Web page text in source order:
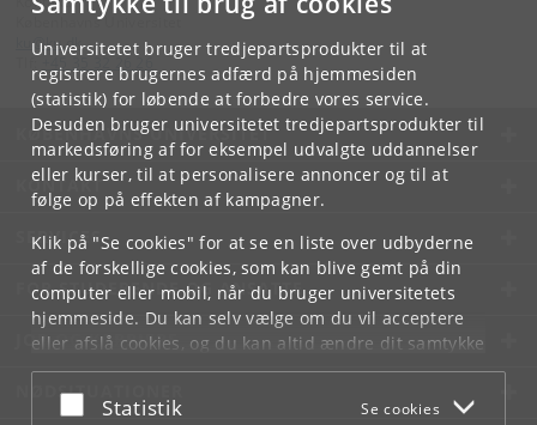
Universitetet bruger tredjepartsprodukter til at
registrere brugernes adfærd på hjemmesiden
(statistik) for løbende at forbedre vores service.
Desuden bruger universitetet tredjepartsprodukter til
markedsføring af for eksempel udvalgte uddannelser
eller kurser, til at personalisere annoncer og til at
følge op på effekten af kampagner.
Klik på "Se cookies" for at se en liste over udbyderne
af de forskellige cookies, som kan blive gemt på din
computer eller mobil, når du bruger universitetets
hjemmeside. Du kan selv vælge om du vil acceptere
eller afslå cookies, og du kan altid ændre dit samtykke
underCookie- og privatlivspolitiksom du finder i
bunden af hver side.
Acceptér eller afslå
Statistik Se cookies
Københavns Universitet
@ku.dk
KØBENHAVNS UNIVERSITET
KONTAKT
SERVICES
FOR STUDERENDE OG ANSATTE
JOB OG KARRIERE
NØDSITUATIONER